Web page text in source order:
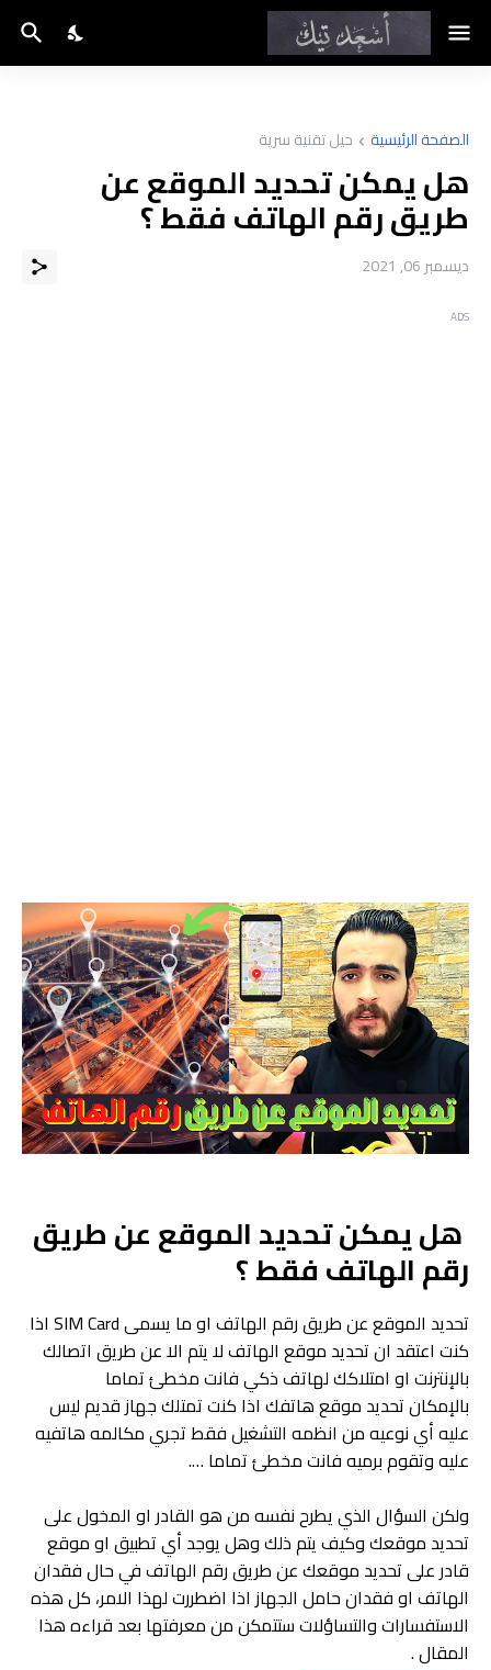
الصفحة الرئيسية حيل تقنية سرية
هل يمكن تحديد الموقع عن
طريق رقم الهاتف فقط ؟
ديسمبر 06, 2021
ADS
هل يمكن تحديد الموقع عن طريق
رقم الهاتف فقط ؟
تحديد الموقع عن طريق رقم الهاتف او ما يسمى SIM Card اذا
كنت اعتقد ان تحديد موقع الهاتف لا يتم الا عن طريق اتصالك
بالإنترنت او امتلاكك لهاتف ذكي فانت مخطئ تماما
بالإمكان تحديد موقع هاتفك اذا كنت تمتلك جهاز قديم ليس
عليه أي نوعيه من انظمه التشغيل فقط تجري مكالمه هاتفيه
عليه وتقوم برميه فانت مخطئ تماما ….
ولكن السؤال الذي يطرح نفسه من هو القادر او المخول على
تحديد موقعك وكيف يتم ذلك وهل يوجد أي تطبيق او موقع
قادر على تحديد موقعك عن طريق رقم الهاتف في حال فقدان
الهاتف او فقدان حامل الجهاز اذا اضطررت لهذا الامر، كل هذه
الاستفسارات والتساؤلات ستتمكن من معرفتها بعد قراءه هذا
المقال.